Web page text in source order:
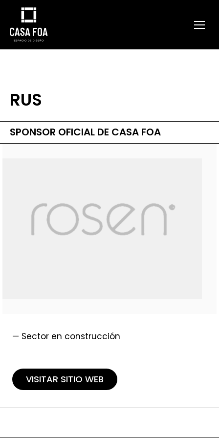
RUS
SPONSOR OFICIAL DE CASA FOA
— Sector en construcción
VISITAR SITIO WEB